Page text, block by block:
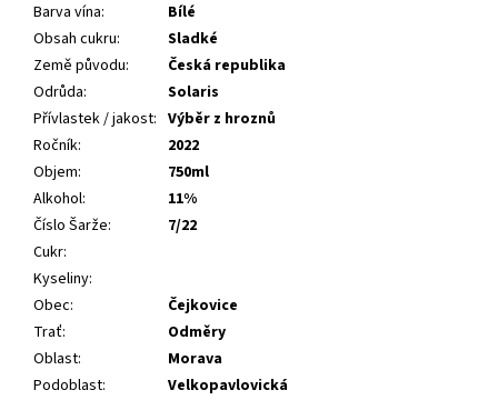
Barva vína:
Bílé
Obsah cukru:
Sladké
Země původu:
Česká republika
Odrůda:
Solaris
Přívlastek / jakost: Výběr z hroznů
Ročník:
2022
Objem:
750ml
Alkohol:
11%
Číslo Šarže:
7/22
Cukr:
Kyseliny:
Obec:
Čejkovice
Trať:
Odměry
Oblast:
Morava
Podoblast:
Velkopavlovická